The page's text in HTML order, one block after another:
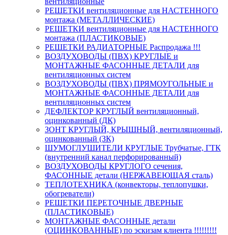
РЕШЕТКИ вентиляционные для НАСТЕННОГО
монтажа (МЕТАЛЛИЧЕСКИЕ)
РЕШЕТКИ вентиляционные для НАСТЕННОГО
монтажа (ПЛАСТИКОВЫЕ)
РЕШЕТКИ РАДИАТОРНЫЕ Распродажа !!!
ВОЗДУХОВОДЫ (ПВХ) КРУГЛЫЕ и
МОНТАЖНЫЕ ФАСОННЫЕ ДЕТАЛИ для
вентиляционных систем
ВОЗДУХОВОДЫ (ПВХ) ПРЯМОУГОЛЬНЫЕ и
МОНТАЖНЫЕ ФАСОННЫЕ ДЕТАЛИ для
вентиляционных систем
ДЕФЛЕКТОР КРУГЛЫЙ вентиляционный,
оцинкованный (ДК)
ЗОНТ КРУГЛЫЙ, КРЫШНЫЙ, вентиляционный,
оцинкованный (ЗК)
ШУМОГЛУШИТЕЛИ КРУГЛЫЕ Трубчатые, ГТК
(внутренний канал перфорированный)
ВОЗДУХОВОДЫ КРУГЛОГО сечения,
ФАСОННЫЕ детали (НЕРЖАВЕЮЩАЯ сталь)
ТЕПЛОТЕХНИКА (конвекторы, теплопушки,
обогреватели)
РЕШЕТКИ ПЕРЕТОЧНЫЕ ДВЕРНЫЕ
(ПЛАСТИКОВЫЕ)
МОНТАЖНЫЕ ФАСОННЫЕ детали
(ОЦИНКОВАННЫЕ) по эскизам клиента !!!!!!!!!